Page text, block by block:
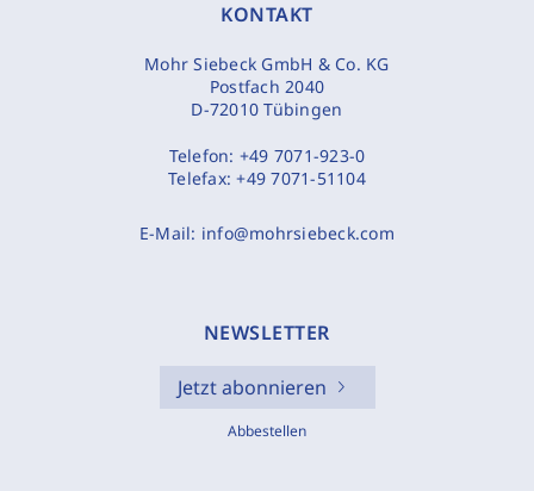
KONTAKT
Mohr Siebeck GmbH & Co. KG
Postfach 2040
D-72010 Tübingen
Telefon: +49 7071-923-0
Telefax:+49 7071-51104
E-Mail: info@mohrsiebeck.com
NEWSLETTER
Jetzt abonnieren
Abbestellen